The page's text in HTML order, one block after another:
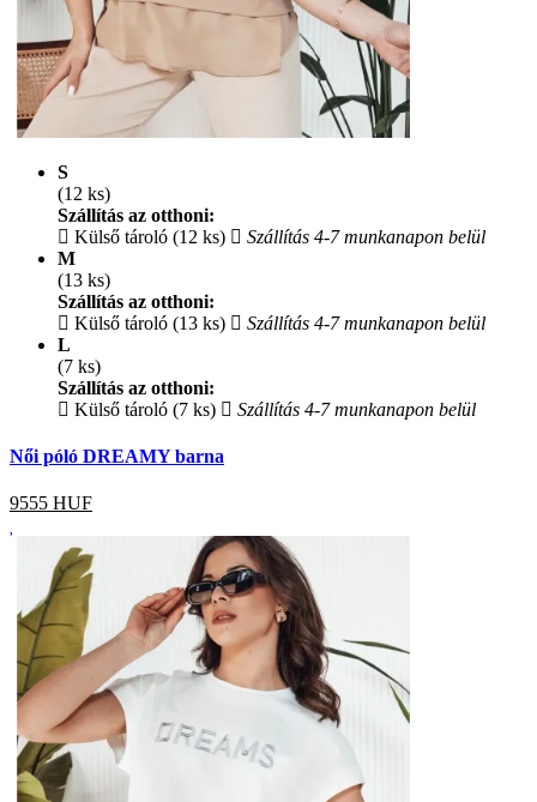
S
(12 ks)
Szállítás az otthoni:
Külső tároló (12 ks)
Szállítás 4-7 munkanapon belül
M
(13 ks)
Szállítás az otthoni:
Külső tároló (13 ks)
Szállítás 4-7 munkanapon belül
L
(7 ks)
Szállítás az otthoni:
Külső tároló (7 ks)
Szállítás 4-7 munkanapon belül
Női póló DREAMY barna
9555 HUF